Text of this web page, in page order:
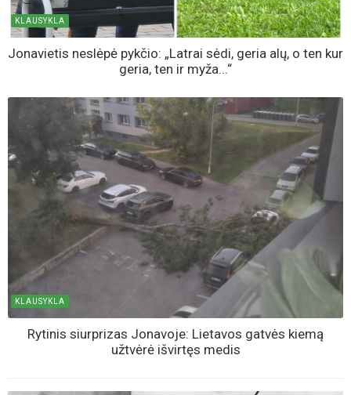
KLAUSYKLA
Jonavietis neslėpė pykčio: „Latrai sėdi, geria alų, o ten kur
geria, ten ir myža...“
KLAUSYKLA
Rytinis siurprizas Jonavoje: Lietavos gatvės kiemą
užtvėrė išvirtęs medis